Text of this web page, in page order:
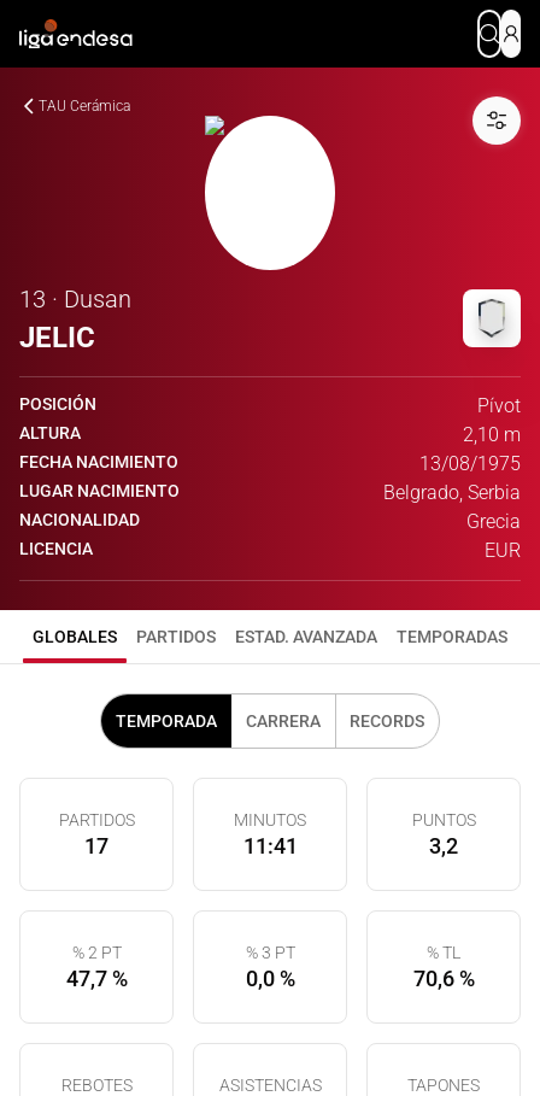
TAU Cerámica
13 · Dusan
JELIC
POSICIÓN Pívot
ALTURA 2,10 m
FECHA NACIMIENTO 13/08/1975
LUGAR NACIMIENTO Belgrado, Serbia
NACIONALIDAD Grecia
LICENCIA EUR
GLOBALES PARTIDOS ESTAD. AVANZADA TEMPORADAS
TEMPORADA CARRERA RECORDS
PARTIDOS
17
MINUTOS
11:41
PUNTOS
3,2
% 2 PT
47,7 %
% 3 PT
0,0 %
% TL
70,6 %
REBOTES ASISTENCIAS TAPONES